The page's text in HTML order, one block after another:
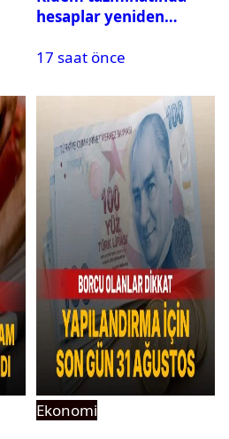
hesaplar yeniden
prim ve yardım
karar
17 saat önce
Ekonomi